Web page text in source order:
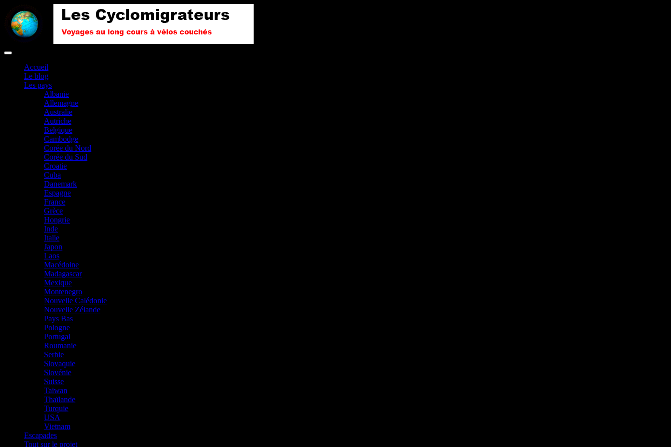
Accueil
Le blog
Les pays
Albanie
Allemagne
Australie
Autriche
Belgique
Cambodge
Corée du Nord
Corée du Sud
Croatie
Cuba
Danemark
Espagne
France
Grèce
Hongrie
Inde
Italie
Japon
Laos
Macédoine
Madagascar
Mexique
Montenegro
Nouvelle Calédonie
Nouvelle Zélande
Pays Bas
Pologne
Portugal
Roumanie
Serbie
Slovaquie
Slovénie
Suisse
Taiwan
Thaïlande
Turquie
USA
Vietnam
Escapades
Tout sur le projet